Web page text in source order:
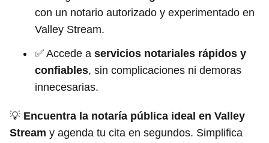
con un notario autorizado y experimentado en
Valley Stream.
✅ Accede a servicios notariales rápidos y
confiables, sin complicaciones ni demoras
innecesarias.
💡 Encuentra la notaría pública ideal en Valley
Stream y agenda tu cita en segundos. Simplifica